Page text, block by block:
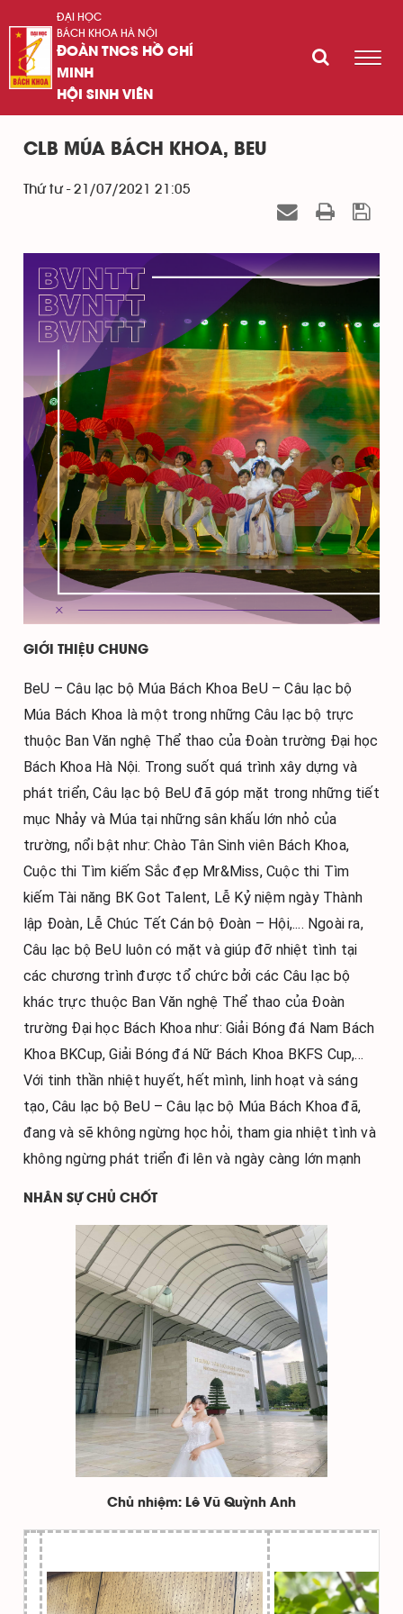
ĐẠI HỌC
BÁCH KHOA HÀ NỘI
ĐOÀN TNCS HỒ CHÍ
MINH
HỘI SINH VIÊN
CLB MÚA BÁCH KHOA, BEU
Thứ tư - 21/07/2021 21:05
GIỚI THIỆU CHUNG
BeU – Câu lạc bộ Múa Bách Khoa BeU – Câu lạc bộ
Múa Bách Khoa là một trong những Câu lạc bộ trực
thuộc Ban Văn nghệ Thể thao của Đoàn trường Đại học
Bách Khoa Hà Nội. Trong suốt quá trình xây dựng và
phát triển, Câu lạc bộ BeU đã góp mặt trong những tiết
mục Nhảy và Múa tại những sân khấu lớn nhỏ của
trường, nổi bật như: Chào Tân Sinh viên Bách Khoa,
Cuộc thi Tìm kiếm Sắc đẹp Mr&Miss, Cuộc thi Tìm
kiếm Tài năng BK Got Talent, Lễ Kỷ niệm ngày Thành
lập Đoàn, Lễ Chúc Tết Cán bộ Đoàn – Hội,.... Ngoài ra,
Câu lạc bộ BeU luôn có mặt và giúp đỡ nhiệt tình tại
các chương trình được tổ chức bởi các Câu lạc bộ
khác trực thuộc Ban Văn nghệ Thể thao của Đoàn
trường Đại học Bách Khoa như: Giải Bóng đá Nam Bách
Khoa BKCup, Giải Bóng đá Nữ Bách Khoa BKFS Cup,...
Với tinh thần nhiệt huyết, hết mình, linh hoạt và sáng
tạo, Câu lạc bộ BeU – Câu lạc bộ Múa Bách Khoa đã,
đang và sẽ không ngừng học hỏi, tham gia nhiệt tình và
không ngừng phát triển đi lên và ngày càng lớn mạnh
NHÂN SỰ CHỦ CHỐT
Chủ nhiệm: Lê Vũ Quỳnh Anh